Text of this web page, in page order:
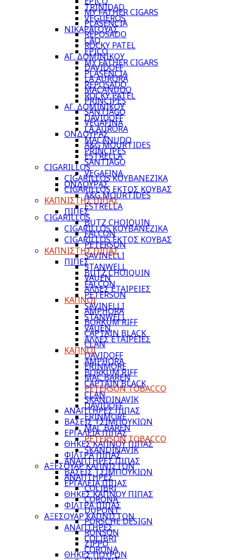
MY FATHER CIGARS
PLASENCIA
REPOSADO
ROCKY PATEL
ΑΓ. ΔΟΜΙΝΙΚΟΥ
DAVIDOFF
LA AURORA
MACANUDO
PRINCIPES
SANTIAGO
VEGAFINA
ΟΝΔΟΥΡΑΣ
A&G MOURTIDES
ESTRELLA
CIGARILLOS
CIGARILLOS ΚΟΥΒΑΝΕΖΙΚΑ
CIGARILLOS ΕΚΤΟΣ ΚΟΥΒΑΣ
ΚΑΠΝΙΣΤΗΣ ΠΙΠΑΣ
ΠΙΠΕΣ
BUTZ CHOIQUIN
FALCON
PETERSON
SAVINELLI
STANWELL
VAUEN
ΑΛΛΕΣ ΕΤΑΙΡΕΙΕΣ
ΚΑΠΝΟΙ
AMPHORA
BORKUM RIFF
CAPTAIN BLACK
CLAN
DAVIDOFF
ERINMORE
MAC BAREN
PETERSON TOBACCO
SKANDINAVIK
ΑΝΑΠΤΗΡΕΣ ΠΙΠΑΣ
ΒΑΣΕΙΣ ΤΣΙΜΠΟΥΚΙΩΝ
ΕΡΓΑΛΕΙΑ ΠΙΠΑΣ
ΘΗΚΕΣ ΚΑΠΝΟΥ ΠΙΠΑΣ
ΦΙΛΤΡΑ ΠΙΠΑΣ
ΑΞΕΣΟΥΑΡ ΚΑΠΝΙΣΤΩΝ
ΑΝΑΠΤΗΡΕΣ
COLIBRI
CORONA
DUPONT
PORSCHE DESIGN
RONSON
ZIPPO
ΘΗΚΕΣ ΠΟΥΡΩΝ
TRINIDAD
VEGUEROS
ΝΙΚΑΡΑΓΟΥΑΣ
CAO
EPICO
MY FATHER CIGARS
PLASENCIA
REPOSADO
ROCKY PATEL
ΑΓ. ΔΟΜΙΝΙΚΟΥ
DAVIDOFF
LA AURORA
MACANUDO
PRINCIPES
SANTIAGO
VEGAFINA
ΟΝΔΟΥΡΑΣ
A&G MOURTIDES
ESTRELLA
CIGARILLOS
CIGARILLOS ΚΟΥΒΑΝΕΖΙΚΑ
CIGARILLOS ΕΚΤΟΣ ΚΟΥΒΑΣ
ΚΑΠΝΙΣΤΗΣ ΠΙΠΑΣ
ΠΙΠΕΣ
BUTZ CHOIQUIN
FALCON
PETERSON
SAVINELLI
STANWELL
VAUEN
ΑΛΛΕΣ ΕΤΑΙΡΕΙΕΣ
ΚΑΠΝΟΙ
AMPHORA
BORKUM RIFF
CAPTAIN BLACK
CLAN
DAVIDOFF
ERINMORE
MAC BAREN
PETERSON TOBACCO
SKANDINAVIK
ΑΝΑΠΤΗΡΕΣ ΠΙΠΑΣ
ΒΑΣΕΙΣ ΤΣΙΜΠΟΥΚΙΩΝ
ΕΡΓΑΛΕΙΑ ΠΙΠΑΣ
ΘΗΚΕΣ ΚΑΠΝΟΥ ΠΙΠΑΣ
ΦΙΛΤΡΑ ΠΙΠΑΣ
ΑΞΕΣΟΥΑΡ ΚΑΠΝΙΣΤΩΝ
ΑΝΑΠΤΗΡΕΣ
COLIBRI
CORONA